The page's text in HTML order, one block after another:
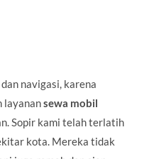
navigasi, karena
layanansewa mobil
Sopir kami telah terlatih
kota. Mereka tidak